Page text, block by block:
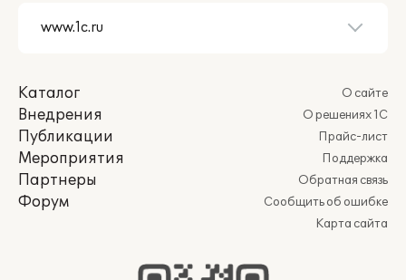
Каталог
Внедрения
Публикации
Мероприятия
Партнеры
Форум
О сайте
О решениях 1С
Прайс-лист
Поддержка
Обратная связь
Сообщить об ошибке
Карта сайта